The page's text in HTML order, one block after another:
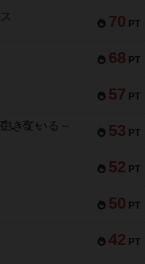
70 PT
68 PT
57 PT
53 PT
きている～
52 PT
50 PT
42 PT